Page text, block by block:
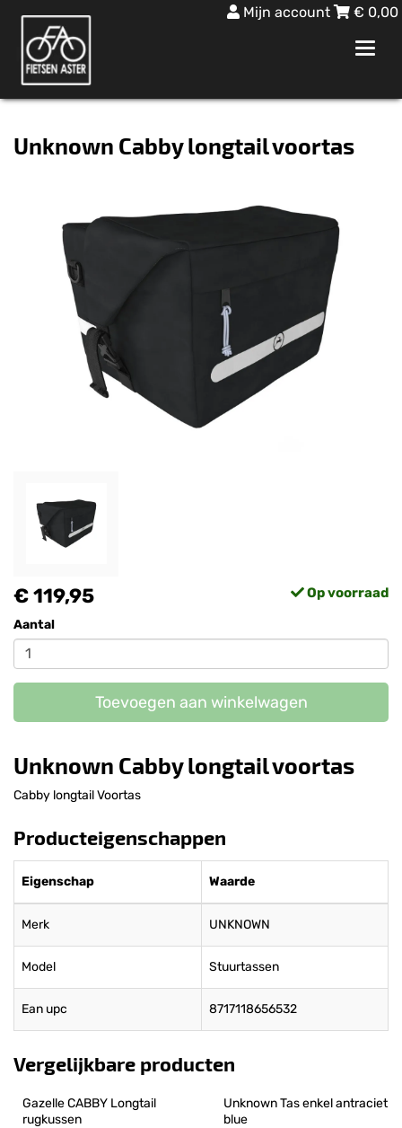
Mijn account € 0,00
Unknown Cabby longtail voortas
€ 119,95 Op voorraad
Aantal
Toevoegen aan winkelwagen
Unknown Cabby longtail voortas
Cabby longtail Voortas
Producteigenschappen
Eigenschap Waarde
Merk UNKNOWN
Model Stuurtassen
Ean upc 8717118656532
Vergelijkbare producten
Gazelle CABBY Longtail
rugkussen
Unknown Tas enkel antraciet
blue